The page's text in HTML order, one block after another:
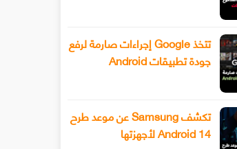
تتخذ Google إجراءات صارمة لرفع
جودة تطبيقات Android
تكشف Samsung عن موعد طرح
Android 14 لأجهزتها